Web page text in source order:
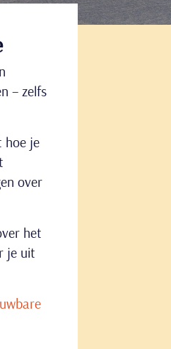
– zelfs
hoe je
over
het
je uit